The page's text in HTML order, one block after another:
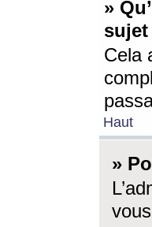
»
sujet
Cela
Haut
»